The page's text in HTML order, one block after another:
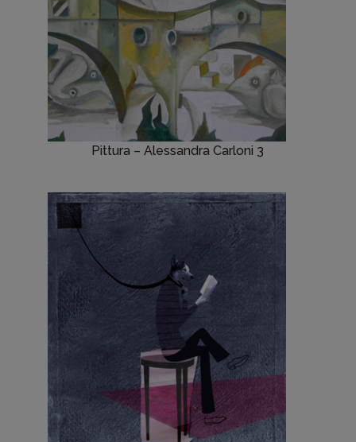
Pittura – Alessandra Carloni 3